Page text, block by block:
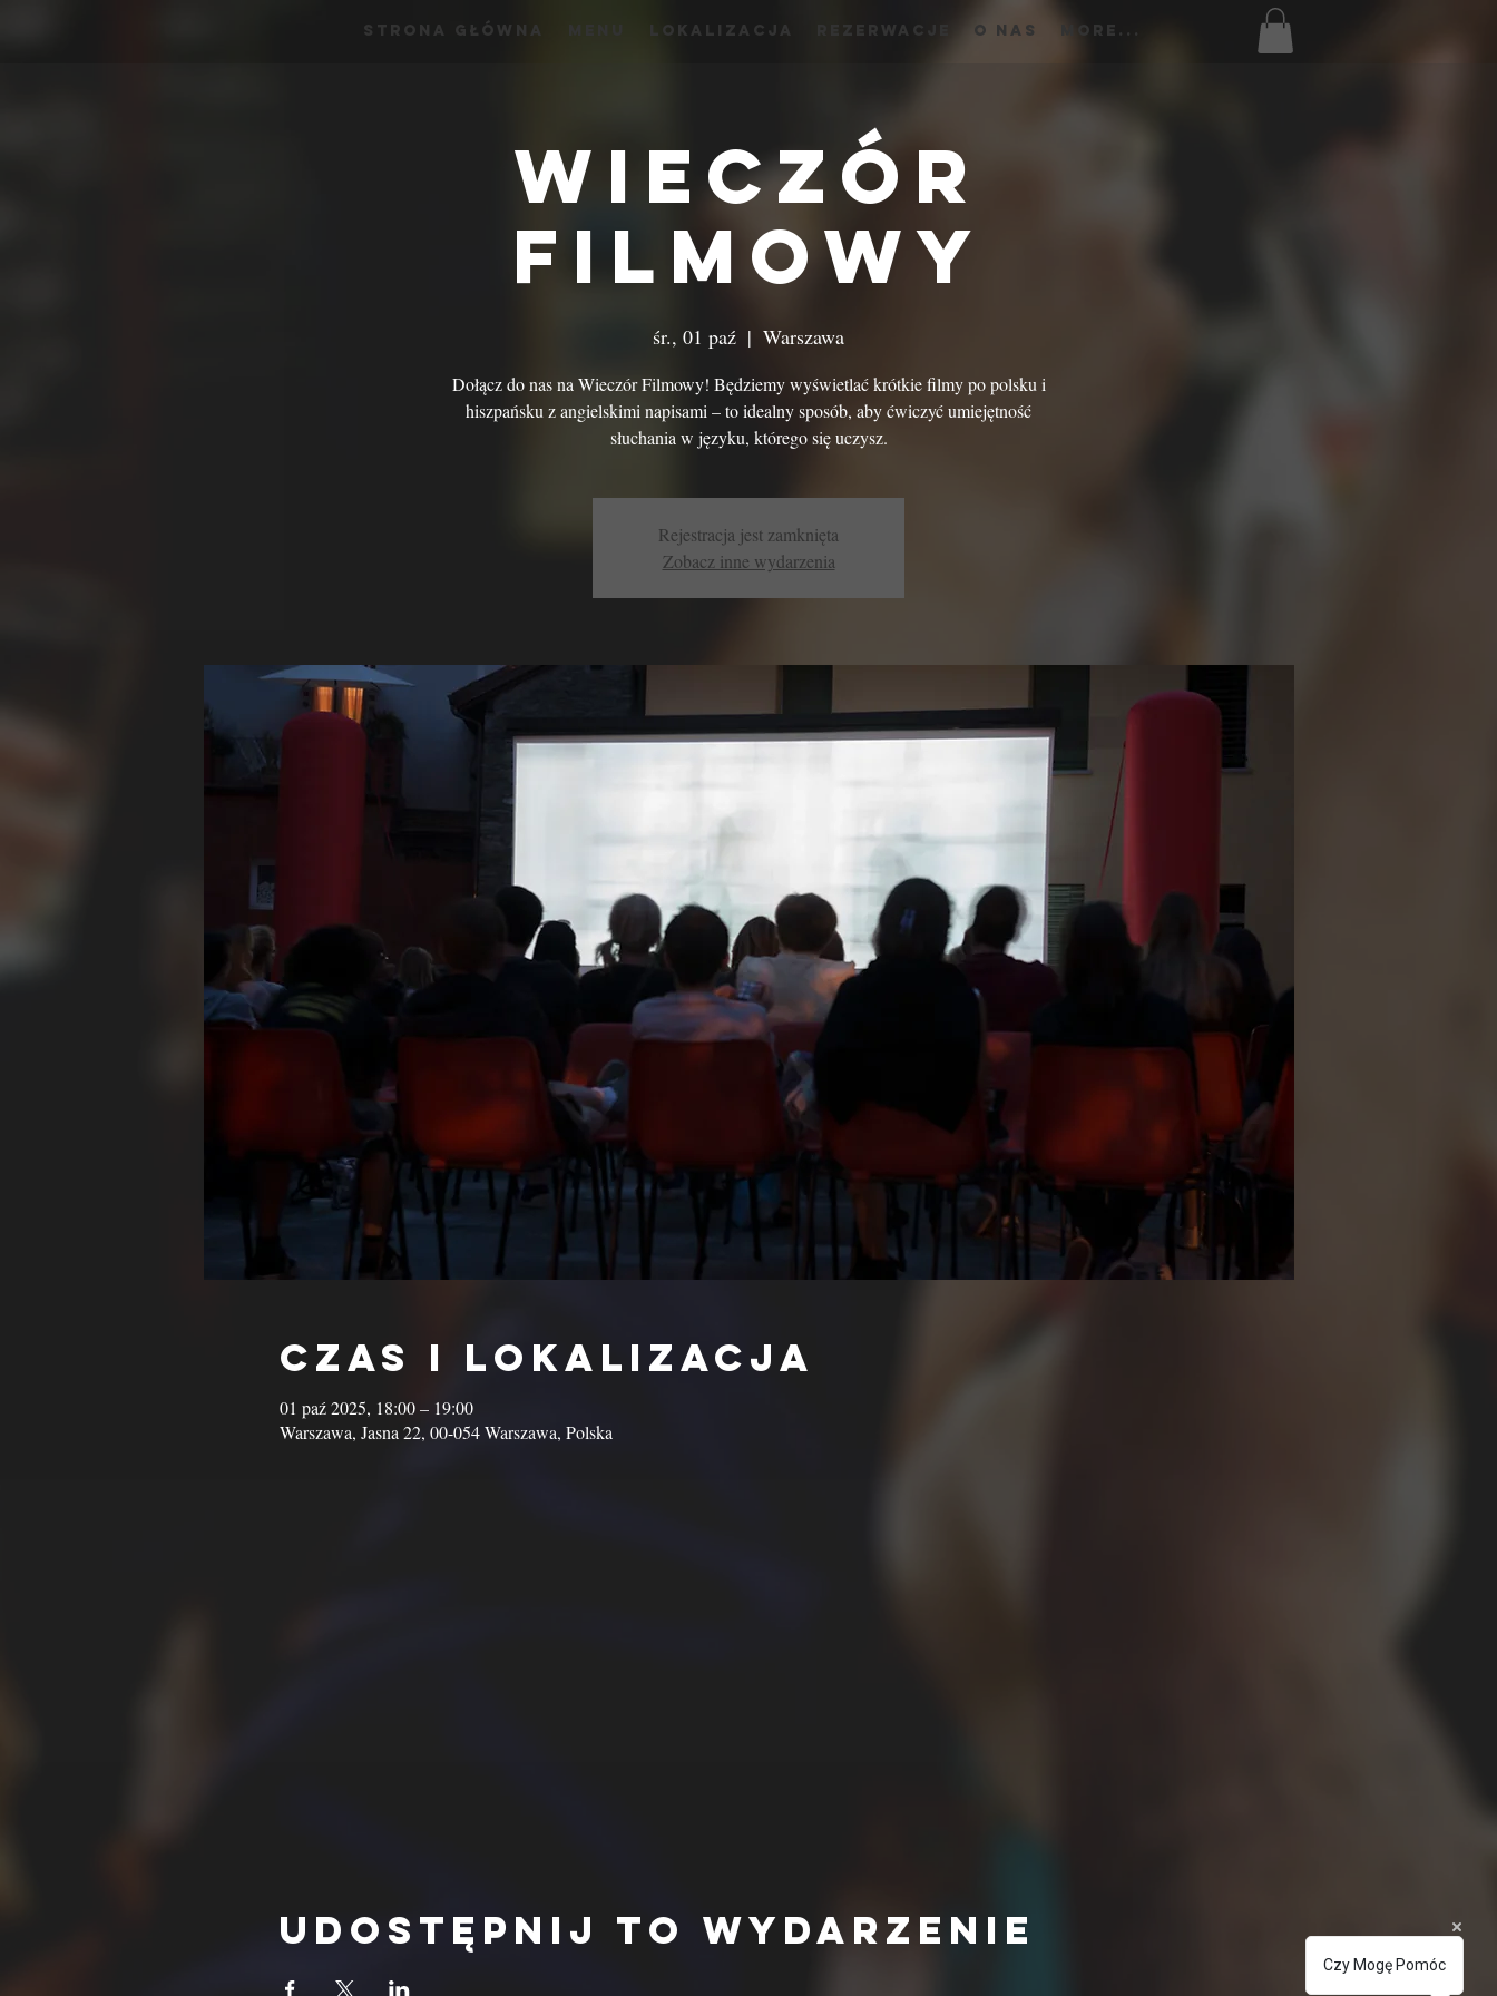
Strona Główna Lokalizacja Rezerwacje O Nas More...
Wieczór
Filmowy
śr., 01 paź
  |
Warszawa
Dołącz do nas na Wieczór Filmowy! Będziemy wyświetlać krótkie filmy po polsku i
hiszpańsku z angielskimi napisami – to idealny sposób, aby ćwiczyć umiejętność
słuchania w języku, którego się uczysz.
Rejestracja jest zamknięta
Zobacz inne wydarzenia
Czas i lokalizacja
01 paź 2025, 18:00 – 19:00
Warszawa, Jasna 22, 00-054 Warszawa, Polska
Udostępnij to wydarzenie
Czy Mogę Pomóc